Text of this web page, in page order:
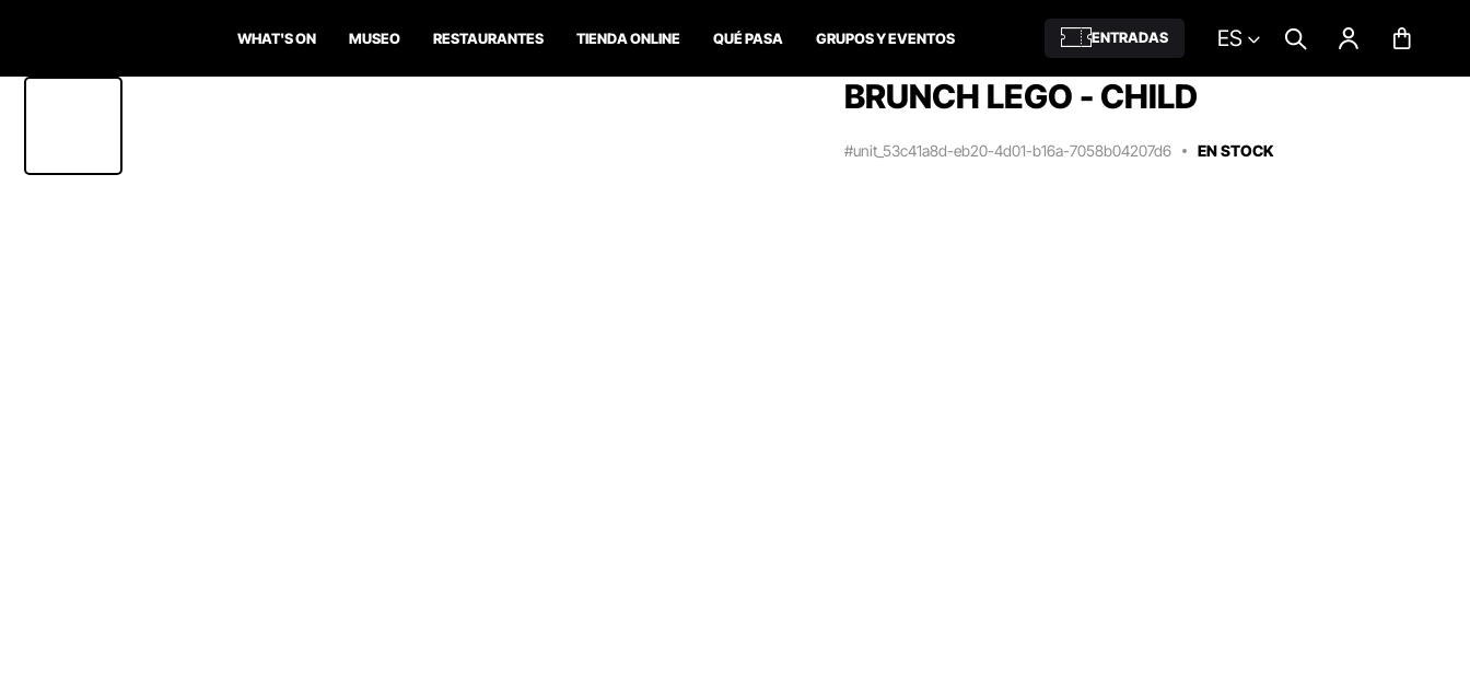
WHAT'S ON MUSEO RESTAURANTES TIENDA ONLINE QUÉ PASA GRUPOS Y EVENTOS ENTRADAS ES
BRUNCH LEGO - CHILD
#unit_53c41a8d-eb20-4d01-b16a-7058b04207d6 EN STOCK